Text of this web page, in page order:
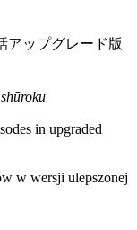
アップグレード版
in upgraded
w wersji ulepszonej